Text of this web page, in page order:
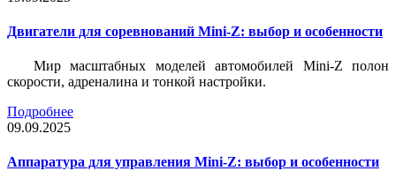
Двигатели для соревнований Mini-Z: выбор и особенности
Мир масштабных моделей автомобилей Mini-Z полон
скорости, адреналина и тонкой настройки.
Подробнее
09.09.2025
Аппаратура для управления Mini-Z: выбор и особенности